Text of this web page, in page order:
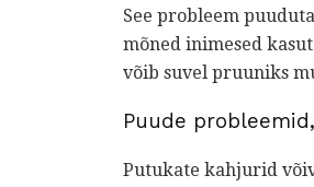
See probleem
mõned inimesed
võib suvel pruuniks
Puude
Putukate kahjurid